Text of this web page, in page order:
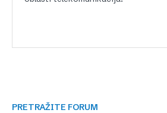
PRETRAŽITE FORUM